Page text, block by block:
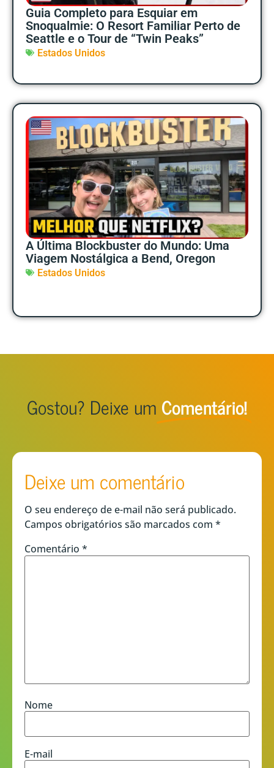
Guia Completo para Esquiar em
Snoqualmie: O Resort Familiar Perto de
Seattle e o Tour de “Twin Peaks”
Estados Unidos
A Última Blockbuster do Mundo: Uma
Viagem Nostálgica a Bend, Oregon
Estados Unidos
Gostou? Deixe um Comentário!
Deixe um comentário
O seu endereço de e-mail não será publicado.
Campos obrigatórios são marcados com *
Comentário *
Nome
E-mail